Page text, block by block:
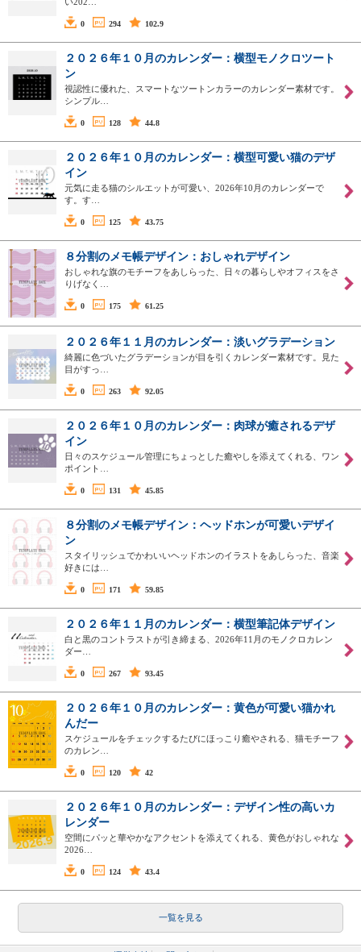
0 294 102.9
２０２６年１０月のカレンダー：横型モノクロツート
ン
視認性に優れた、スマートなツートンカラーのカレンダー素材です。
シンプル…
0 128 44.8
２０２６年１０月のカレンダー：横型可愛い猫のデザ
イン
元気に走る猫のシルエットが可愛い、2026年10月のカレンダーで
す。す…
0 125 43.75
８分割のメモ帳デザイン：おしゃれデザイン
おしゃれな旗のモチーフをあしらった、日々の暮らしやオフィスをさ
りげなく…
0 175 61.25
２０２６年１１月のカレンダー：淡いグラデーション
綺麗に色づいたグラデーションが目を引くカレンダー素材です。見た
目がすっ…
0 263 92.05
２０２６年１０月のカレンダー：肉球が癒されるデザ
イン
日々のスケジュール管理にちょっとした癒やしを添えてくれる、ワン
ポイント…
0 131 45.85
８分割のメモ帳デザイン：ヘッドホンが可愛いデザイ
ン
スタイリッシュでかわいいヘッドホンのイラストをあしらった、音楽
好きには…
0 171 59.85
２０２６年１１月のカレンダー：横型筆記体デザイン
白と黒のコントラストが引き締まる、2026年11月のモノクロカレン
ダー…
0 267 93.45
２０２６年１０月のカレンダー：黄色が可愛い猫かれ
んだー
スケジュールをチェックするたびにほっこり癒やされる、猫モチーフ
のカレン…
0 120 42
２０２６年１０月のカレンダー：デザイン性の高いカ
レンダー
空間にパッと華やかなアクセントを添えてくれる、黄色がおしゃれな
2026…
0 124 43.4
一覧を見る